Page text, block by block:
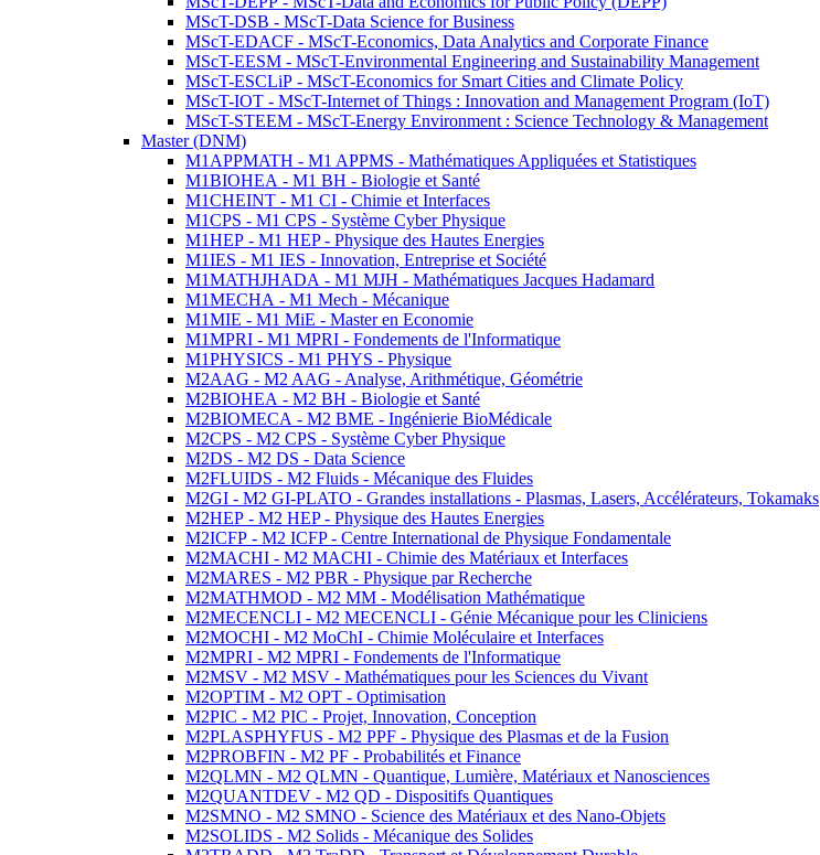
MScT-DSB - MScT-Data Science for Business
MScT-EDACF - MScT-Economics, Data Analytics and Corporate Finance
MScT-EESM - MScT-Environmental Engineering and Sustainability Management
MScT-ESCLiP - MScT-Economics for Smart Cities and Climate Policy
MScT-IOT - MScT-Internet of Things : Innovation and Management Program (IoT)
MScT-STEEM - MScT-Energy Environment : Science Technology & Management
Master (DNM)
M1APPMATH - M1 APPMS - Mathématiques Appliquées et Statistiques
M1BIOHEA - M1 BH - Biologie et Santé
M1CHEINT - M1 CI - Chimie et Interfaces
M1CPS - M1 CPS - Système Cyber Physique
M1HEP - M1 HEP - Physique des Hautes Energies
M1IES - M1 IES - Innovation, Entreprise et Société
M1MATHJHADA - M1 MJH - Mathématiques Jacques Hadamard
M1MECHA - M1 Mech - Mécanique
M1MIE - M1 MiE - Master en Economie
M1MPRI - M1 MPRI - Fondements de l'Informatique
M1PHYSICS - M1 PHYS - Physique
M2AAG - M2 AAG - Analyse, Arithmétique, Géométrie
M2BIOHEA - M2 BH - Biologie et Santé
M2BIOMECA - M2 BME - Ingénierie BioMédicale
M2CPS - M2 CPS - Système Cyber Physique
M2DS - M2 DS - Data Science
M2FLUIDS - M2 Fluids - Mécanique des Fluides
M2GI - M2 GI-PLATO - Grandes installations - Plasmas, Lasers, Accélérateurs, Tokamaks
M2HEP - M2 HEP - Physique des Hautes Energies
M2ICFP - M2 ICFP - Centre International de Physique Fondamentale
M2MACHI - M2 MACHI - Chimie des Matériaux et Interfaces
M2MARES - M2 PBR - Physique par Recherche
M2MATHMOD - M2 MM - Modélisation Mathématique
M2MECENCLI - M2 MECENCLI - Génie Mécanique pour les Cliniciens
M2MOCHI - M2 MoChI - Chimie Moléculaire et Interfaces
M2MPRI - M2 MPRI - Fondements de l'Informatique
M2MSV - M2 MSV - Mathématiques pour les Sciences du Vivant
M2OPTIM - M2 OPT - Optimisation
M2PIC - M2 PIC - Projet, Innovation, Conception
M2PLASPHYFUS - M2 PPF - Physique des Plasmas et de la Fusion
M2PROBFIN - M2 PF - Probabilités et Finance
M2QLMN - M2 QLMN - Quantique, Lumière, Matériaux et Nanosciences
M2QUANTDEV - M2 QD - Dispositifs Quantiques
M2SMNO - M2 SMNO - Science des Matériaux et des Nano-Objets
M2SOLIDS - M2 Solids - Mécanique des Solides